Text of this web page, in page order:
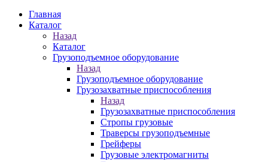
Главная
Каталог
Назад
Каталог
Грузоподъемное оборудование
Назад
Грузоподъемное оборудование
Грузозахватные приспособления
Назад
Грузозахватные приспособления
Стропы грузовые
Траверсы грузоподъемные
Грейферы
Грузовые электромагниты